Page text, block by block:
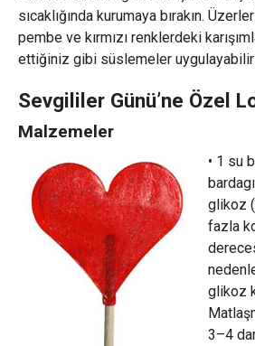
sıcaklığında kurumaya bırakın.
pembe ve kırmızı renklerdeki
ettiğiniz gibi süslemeler
Sevgililer Günü’ne Özel
Malzemeler
• 1 su
glikoz
fazla
glikoz
3–4